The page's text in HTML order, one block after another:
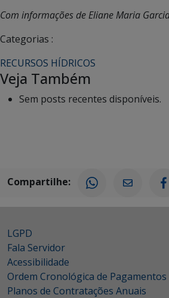
Com informações de Eliane Maria
Categorias :
RECURSOS HÍDRICOS
Veja Também
Sem posts recentes disponíveis.
Compartilhe:
LGPD
Fala Servidor
Acessibilidade
Ordem Cronológica de Pagamentos
Planos de Contratações Anuais